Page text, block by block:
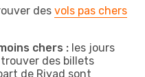
des vols pas chers
chers : les jours
des billets
de Riyad sont